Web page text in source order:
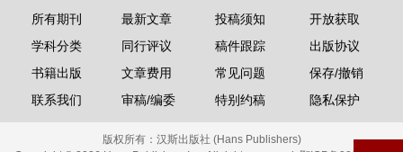
所有期刊
学科分类
书籍出版
联系我们
最新文章
同行评议
文章费用
审稿/编委
投稿须知
稿件跟踪
常见问题
特别约稿
开放获取
出版协议
保存/撤销
隐私保护
版权所有： 汉斯出版社 (Hans Publishers)